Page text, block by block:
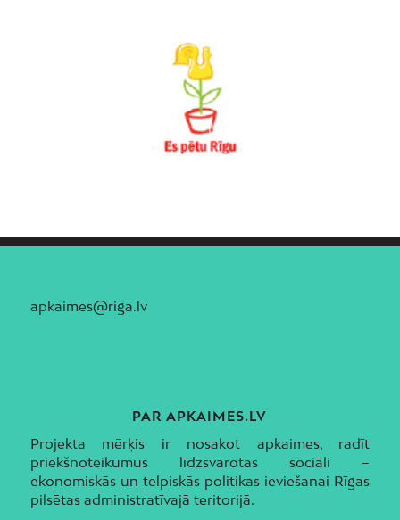
apkaimes@riga.lv
PAR APKAIMES.LV
Projekta mērķis ir nosakot apkaimes, radīt
priekšnoteikumus līdzsvarotas sociāli –
ekonomiskās un telpiskās politikas ieviešanai Rīgas
pilsētas administratīvajā teritorijā.